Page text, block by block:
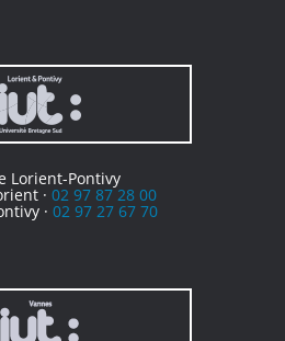
Lorient-Pontivy
· 02 97 87 28 00
· 02 97 27 67 70